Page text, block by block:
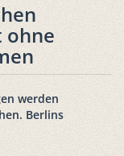
ohne
werden
Berlins